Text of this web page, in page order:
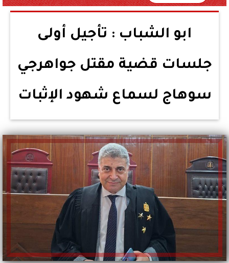
ابو الشباب : تأجيل أولى
جلسات قضية مقتل جواهرجي
سوهاج لسماع شهود الإثبات